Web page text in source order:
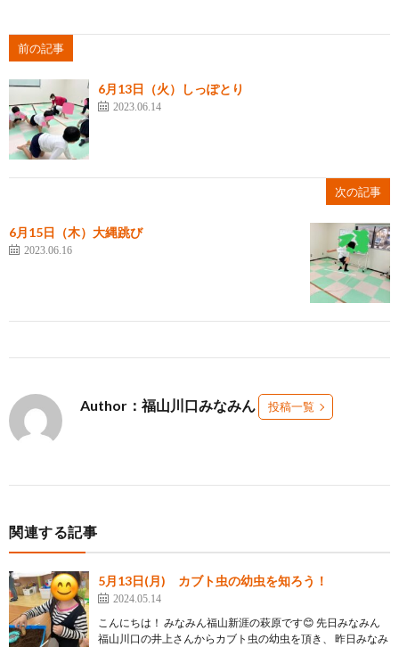
前の記事
6月13日（火）しっぽとり
2023.06.14
次の記事
6月15日（木）大縄跳び
2023.06.16
Author：福山川口みなみん 投稿一覧
関連する記事
5月13日(月) カブト虫の幼虫を知ろう！
2024.05.14
こんにちは！ みなみん福山新涯の萩原です😊 先日みなみん
福山川口の井上さんからカブト虫の幼虫を頂き、 昨日みなみ